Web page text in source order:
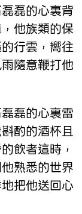
磊的心裏背
他族類的保
行雲，嚮往
隨意鞭打他
磊的心裏雷
酌的酒杯且
飲者這時，
熟悉的世界
把他送回心